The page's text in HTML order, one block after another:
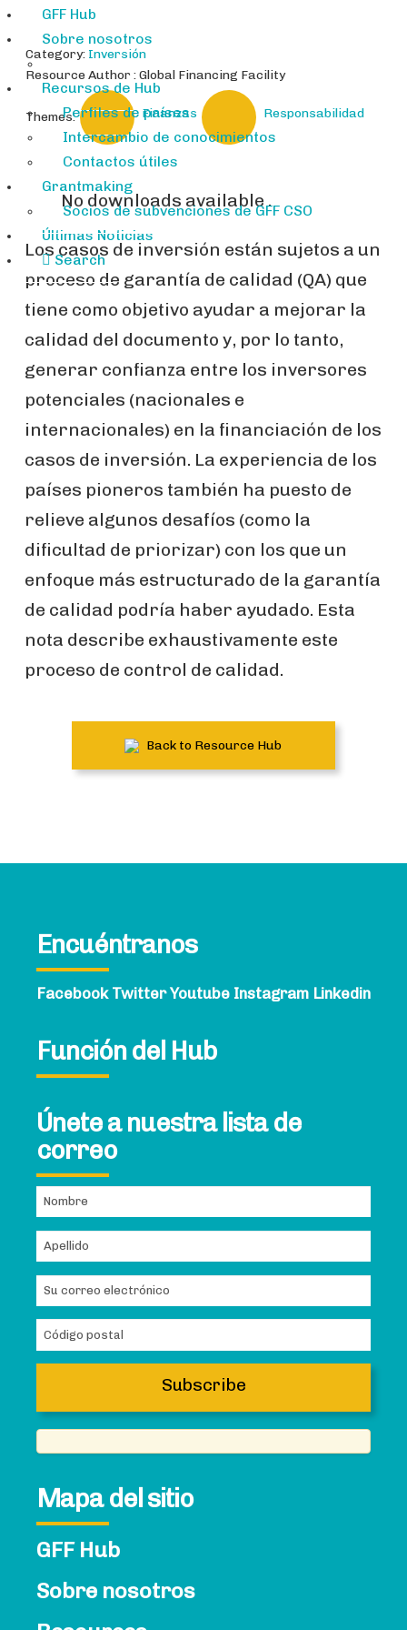
GFF Hub
Sobre nosotros
Recursos de Hub
Perfiles de países
Intercambio de conocimientos
Contactos útiles
Grantmaking
Socios de subvenciones de GFF CSO
Últimas Noticias
Search
Category: Inversión
Resource Author : Global Financing Facility
Themes: Finanzas Responsabilidad
No downloads available .
Los casos de inversión están sujetos a un
proceso de garantía de calidad (QA) que
tiene como objetivo ayudar a mejorar la
calidad del documento y, por lo tanto,
generar confianza entre los inversores
potenciales (nacionales e
internacionales) en la financiación de los
casos de inversión. La experiencia de los
países pioneros también ha puesto de
relieve algunos desafíos (como la
dificultad de priorizar) con los que un
enfoque más estructurado de la garantía
de calidad podría haber ayudado. Esta
nota describe exhaustivamente este
proceso de control de calidad.
Back to Resource Hub
Encuéntranos
Facebook Twitter Youtube Instagram Linkedin
Función del Hub
Únete a nuestra lista de
correo
Mapa del sitio
GFF Hub
Sobre nosotros